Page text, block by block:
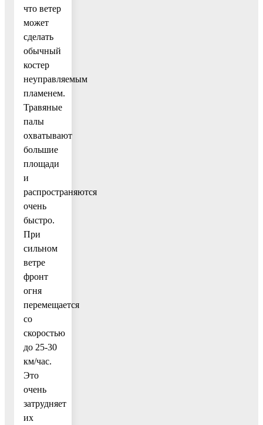
что ветер
может
сделать
обычный
костер
неуправляемым
пламенем.
Травяные
палы
охватывают
большие
площади
и
распространяются
очень
быстро.
При
сильном
ветре
фронт
огня
перемещается
со
скоростью
до 25-30
км/час.
Это
очень
затрудняет
их